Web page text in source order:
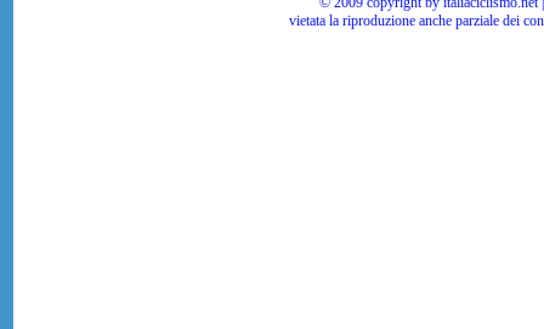
vietata la riproduzione anche parziale dei